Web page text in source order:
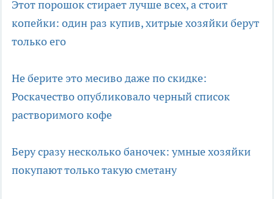
Этот порошок стирает лучше всех, а стоит
копейки: один раз купив, хитрые хозяйки берут
только его
Не берите это месиво даже по скидке:
Роскачество опубликовало черный список
растворимого кофе
Беру сразу несколько баночек: умные хозяйки
покупают только такую сметану